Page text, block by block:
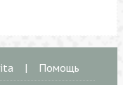
| Помощь